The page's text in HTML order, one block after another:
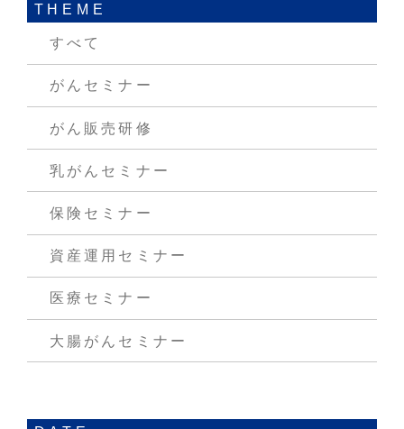
THEME
すべて
がんセミナー
がん販売研修
乳がんセミナー
保険セミナー
資産運用セミナー
医療セミナー
大腸がんセミナー